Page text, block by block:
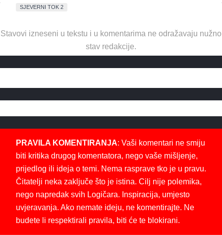
SJEVERNI TOK 2
Stavovi izneseni u tekstu i u komentarima ne odražavaju nužno
stav redakcije.
PRAVILA KOMENTIRANJA: Vaši komentari ne smiju
biti kritika drugog komentatora, nego vaše mišljenje,
prijedlog ili ideja o temi. Nema rasprave tko je u pravu.
Čitatelji neka zaključe što je istina. Cilj nije polemika,
nego napredak svih Logičara. Inspiracija, umjesto
uvjeravanja. Ako nemate ideju, ne komentirajte. Ne
budete li respektirali pravila, biti će te blokirani.